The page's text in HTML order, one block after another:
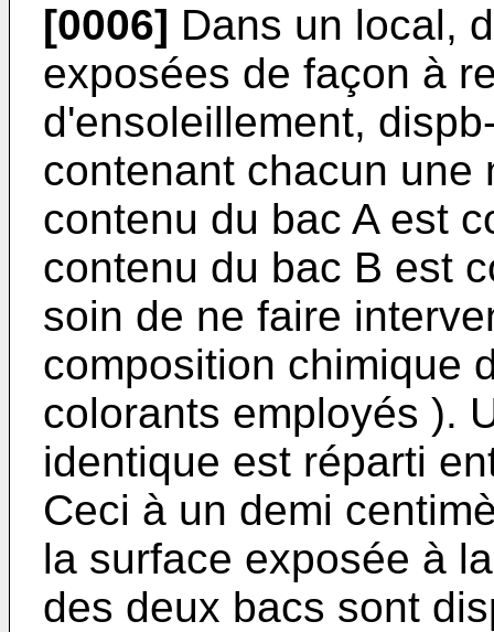
[0006] Dans un local,
exposées de façon à
d'ensoleillement,
contenant chacun une
contenu du bac A est
contenu du bac B est
soin de ne faire
composition chimique
colorants employés ).
identique est réparti
Ceci à un demi
la surface exposée à
des deux bacs sont